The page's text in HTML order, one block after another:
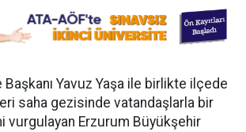
Yavuz Yaşa ile birlikte ilçede
saha gezisinde vatandaşlarla bir
vurgulayan Erzurum Büyükşehir